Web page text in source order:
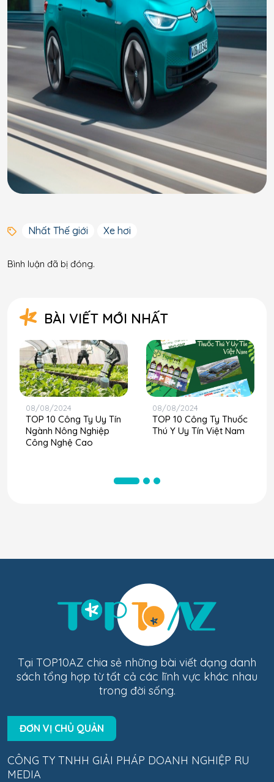
Nhất Thế giới Xe hơi
Bình luận đã bị đóng.
BÀI VIẾT MỚI NHẤT
08/08/2024
TOP 10 Công Ty Uy Tín
Ngành Nông Nghiệp
Công Nghệ Cao
08/08/2024
TOP 10 Công Ty Thuốc
Thú Y Uy Tín Việt Nam
Tại TOP10AZ chia sẻ những bài viết dạng danh
sách tổng hợp từ tất cả các lĩnh vực khác nhau
trong đời sống.
ĐƠN VỊ CHỦ QUẢN
CÔNG TY TNHH GIẢI PHÁP DOANH NGHIỆP RU
MEDIA